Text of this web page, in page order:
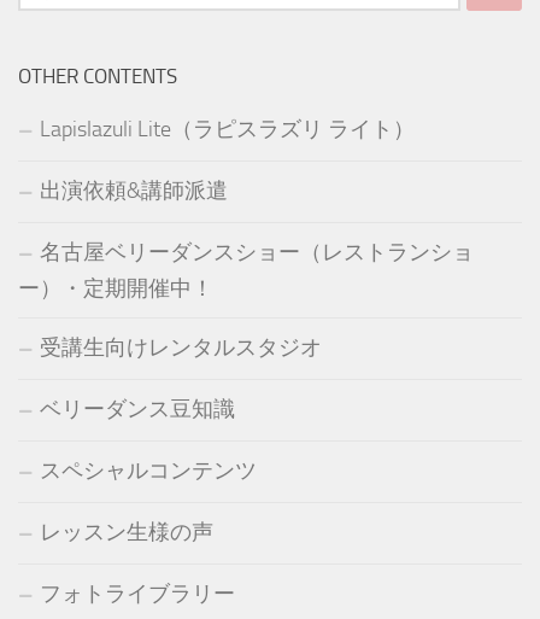
索:
OTHER CONTENTS
Lapislazuli Lite（ラピスラズリ ライト）
出演依頼&講師派遣
名古屋ベリーダンスショー（レストランショ
ー）・定期開催中！
受講生向けレンタルスタジオ
ベリーダンス豆知識
スペシャルコンテンツ
レッスン生様の声
フォトライブラリー